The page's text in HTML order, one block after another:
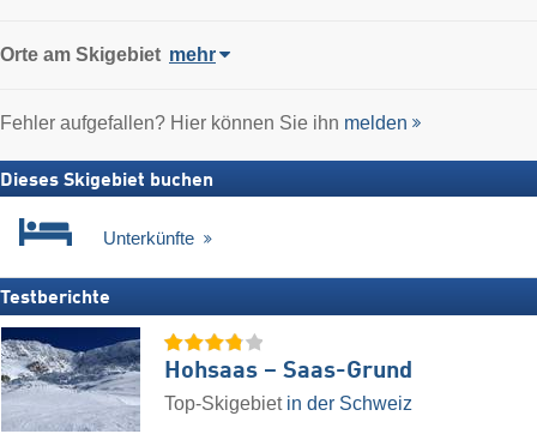
Orte am Skigebiet mehr
Fehler aufgefallen? Hier können Sie ihn melden
Dieses Skigebiet buchen
Unterkünfte
Testberichte
Hohsaas – Saas-Grund
Top-Skigebiet in der Schweiz